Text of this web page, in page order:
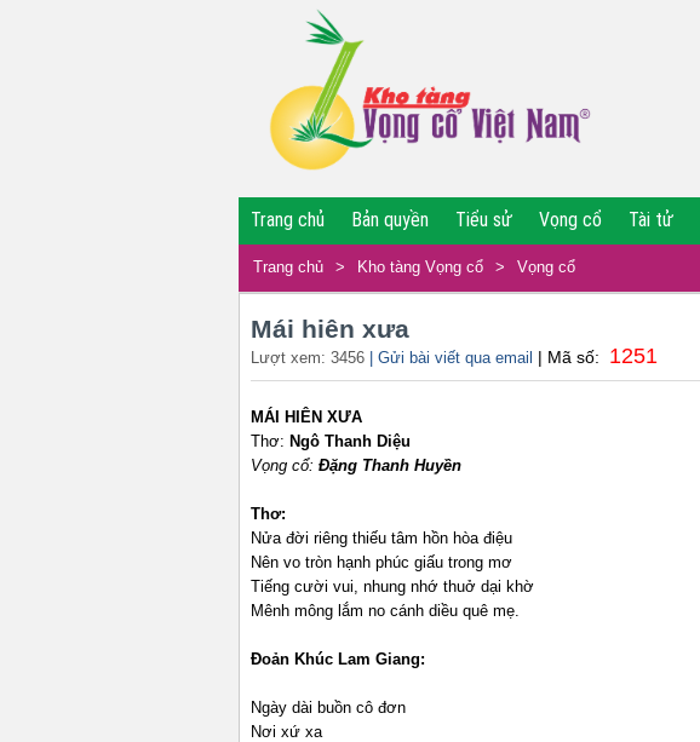
Trang chủ Bản quyền Tiểu sử Vọng cổ Tài tử
Trang chủ > Kho tàng Vọng cổ > Vọng cổ
Mái hiên xưa
Lượt xem: 3456 | Gửi bài viết qua email | Mã số: 1251
MÁI HIÊN XƯA
Thơ: Ngô Thanh Diệu
Vọng cổ: Đặng Thanh Huyền
Thơ:
Nửa đời riêng thiếu tâm hồn hòa điệu
Nên vo tròn hạnh phúc giấu trong mơ
Tiếng cười vui, nhung nhớ thuở dại khờ
Mênh mông lắm no cánh diều quê mẹ.
Đoản Khúc Lam Giang:
Ngày dài buồn cô đơn
Nơi xứ xa